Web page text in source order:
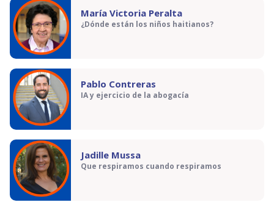
María Victoria Peralta
¿Dónde están los niños haitianos?
Pablo Contreras
IA y ejercicio de la abogacía
Jadille Mussa
Que respiramos cuando respiramos